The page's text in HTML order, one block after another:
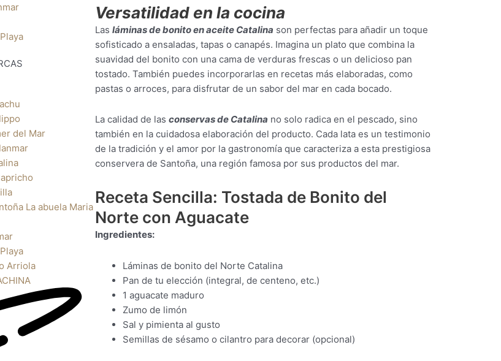
del Mar
La abuela Maria
Arriola
Versatilidad en la cocina
Las láminas de bonito en aceite Catalina son perfectas para añadir un toque
sofisticado a ensaladas, tapas o canapés. Imagina un plato que combina la
suavidad del bonito con una cama de verduras frescas o un delicioso pan
tostado. También puedes incorporarlas en recetas más elaboradas, como
pastas o arroces, para disfrutar de un sabor del mar en cada bocado.
La calidad de las conservas de Catalina no solo radica en el pescado, sino
también en la cuidadosa elaboración del producto. Cada lata es un testimonio
de la tradición y el amor por la gastronomía que caracteriza a esta prestigiosa
conservera de Santoña, una región famosa por sus productos del mar.
Receta Sencilla: Tostada de Bonito del
Norte con Aguacate
Ingredientes:
Láminas de bonito del Norte Catalina
Pan de tu elección (integral, de centeno, etc.)
1 aguacate maduro
Zumo de limón
Sal y pimienta al gusto
Semillas de sésamo o cilantro para decorar (opcional)